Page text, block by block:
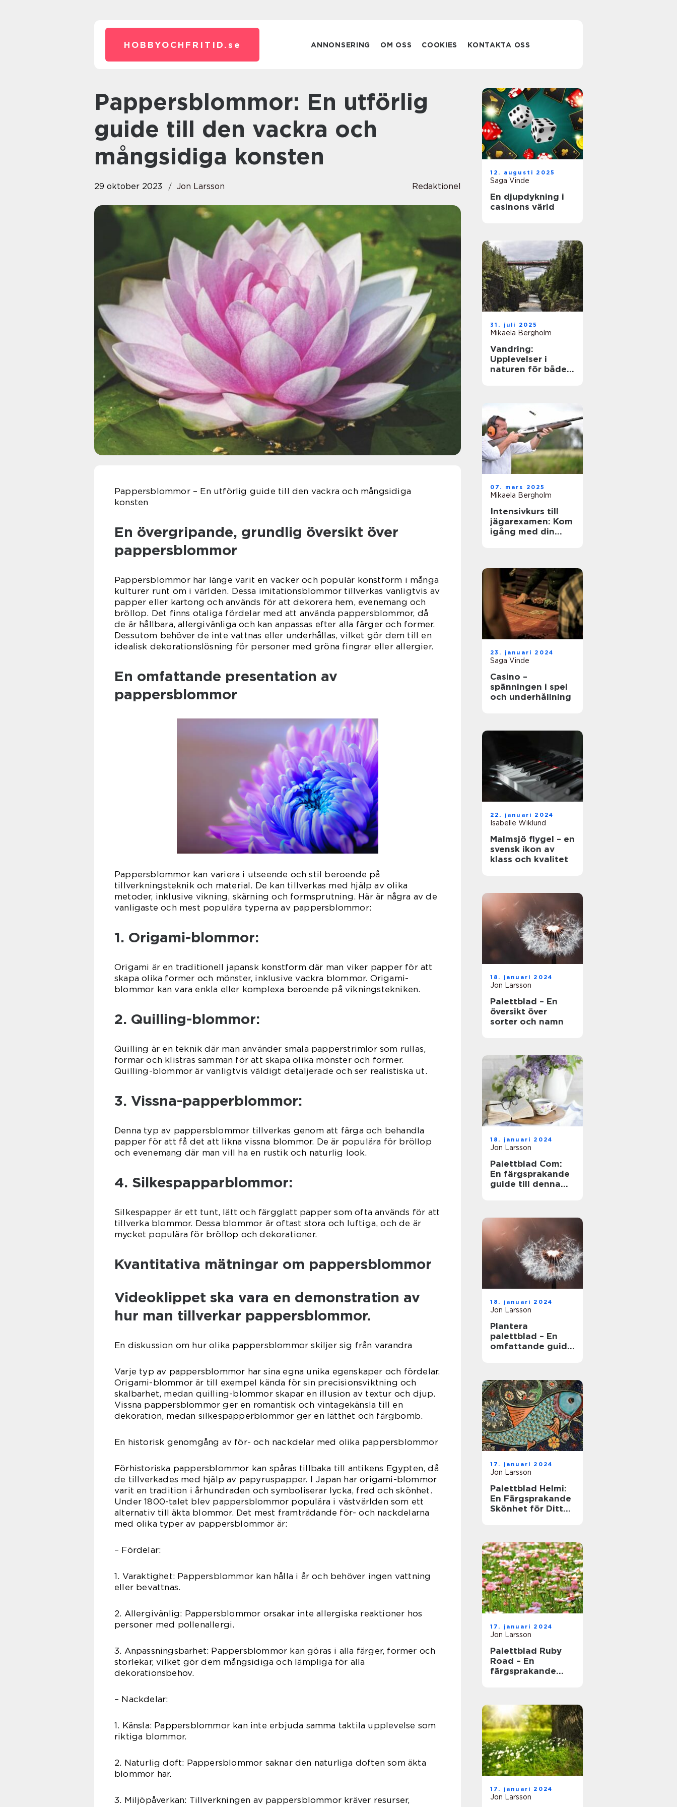
HOBBYOCHFRITID. se ANNONSERING OM OSS COOKIES KONTAKTA OSS
Pappersblommor: En utförlig
guide till den vackra och
mångsidiga konsten
29 oktober 2023 Jon Larsson Redaktionel
Pappersblommor – En utförlig guide till den vackra och mångsidiga
konsten
En övergripande, grundlig översikt över
pappersblommor
Pappersblommor har länge varit en vacker och populär konstform i många
kulturer runt om i världen. Dessa imitationsblommor tillverkas vanligtvis av
papper eller kartong och används för att dekorera hem, evenemang och
bröllop. Det finns otaliga fördelar med att använda pappersblommor, då
de är hållbara, allergivänliga och kan anpassas efter alla färger och former.
Dessutom behöver de inte vattnas eller underhållas, vilket gör dem till en
idealisk dekorationslösning för personer med gröna fingrar eller allergier.
En omfattande presentation av
pappersblommor
Pappersblommor kan variera i utseende och stil beroende på
tillverkningsteknik och material. De kan tillverkas med hjälp av olika
metoder, inklusive vikning, skärning och formsprutning. Här är några av de
vanligaste och mest populära typerna av pappersblommor:
1. Origami-blommor:
Origami är en traditionell japansk konstform där man viker papper för att
skapa olika former och mönster, inklusive vackra blommor. Origami-
blommor kan vara enkla eller komplexa beroende på vikningstekniken.
2. Quilling-blommor:
Quilling är en teknik där man använder smala papperstrimlor som rullas,
formar och klistras samman för att skapa olika mönster och former.
Quilling-blommor är vanligtvis väldigt detaljerade och ser realistiska ut.
3. Vissna-papperblommor:
Denna typ av pappersblommor tillverkas genom att färga och behandla
papper för att få det att likna vissna blommor. De är populära för bröllop
och evenemang där man vill ha en rustik och naturlig look.
4. Silkespapparblommor:
Silkespapper är ett tunt, lätt och färgglatt papper som ofta används för att
tillverka blommor. Dessa blommor är oftast stora och luftiga, och de är
mycket populära för bröllop och dekorationer.
Kvantitativa mätningar om pappersblommor
Videoklippet ska vara en demonstration av
hur man tillverkar pappersblommor.
En diskussion om hur olika pappersblommor skiljer sig från varandra
Varje typ av pappersblommor har sina egna unika egenskaper och fördelar.
Origami-blommor är till exempel kända för sin precisionsviktning och
skalbarhet, medan quilling-blommor skapar en illusion av textur och djup.
Vissna pappersblommor ger en romantisk och vintagekänsla till en
dekoration, medan silkespapperblommor ger en lätthet och färgbomb.
En historisk genomgång av för- och nackdelar med olika pappersblommor
Förhistoriska pappersblommor kan spåras tillbaka till antikens Egypten, då
de tillverkades med hjälp av papyruspapper. I Japan har origami-blommor
varit en tradition i århundraden och symboliserar lycka, fred och skönhet.
Under 1800-talet blev pappersblommor populära i västvärlden som ett
alternativ till äkta blommor. Det mest framträdande för- och nackdelarna
med olika typer av pappersblommor är:
– Fördelar:
1. Varaktighet: Pappersblommor kan hålla i år och behöver ingen vattning
eller bevattnas.
2. Allergivänlig: Pappersblommor orsakar inte allergiska reaktioner hos
personer med pollenallergi.
3. Anpassningsbarhet: Pappersblommor kan göras i alla färger, former och
storlekar, vilket gör dem mångsidiga och lämpliga för alla
dekorationsbehov.
– Nackdelar:
1. Känsla: Pappersblommor kan inte erbjuda samma taktila upplevelse som
riktiga blommor.
2. Naturlig doft: Pappersblommor saknar den naturliga doften som äkta
blommor har.
3. Miljöpåverkan: Tillverkningen av pappersblommor kräver resurser,
12. augusti 2025
Saga Vinde
En djupdykning i
casinons värld
31. juli 2025
Mikaela Bergholm
Vandring:
Upplevelser i
naturen för både
07. mars 2025
Mikaela Bergholm
Intensivkurs till
jägarexamen: Kom
igång med din
23. januari 2024
Saga Vinde
Casino –
spänningen i spel
och underhållning
22. januari 2024
Isabelle Wiklund
Malmsjö flygel – en
svensk ikon av
klass och kvalitet
18. januari 2024
Jon Larsson
Palettblad – En
översikt över
sorter och namn
18. januari 2024
Jon Larsson
Palettblad Com:
En färgsprakande
guide till denna
18. januari 2024
Jon Larsson
Plantera
palettblad – En
omfattande guide
17. januari 2024
Jon Larsson
Palettblad Helmi:
En Färgsprakande
Skönhet för Ditt
17. januari 2024
Jon Larsson
Palettblad Ruby
Road – En
färgsprakande
17. januari 2024
Jon Larsson